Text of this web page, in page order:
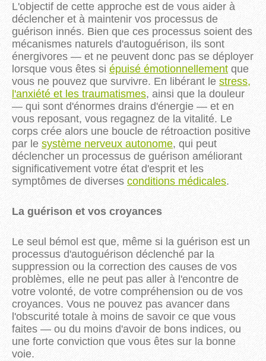
L'objectif de cette approche est de vous aider à
déclencher et à maintenir vos processus de
guérison innés. Bien que ces processus soient des
mécanismes naturels d'autoguérison, ils sont
énergivores — et ne peuvent donc pas se déployer
lorsque vous êtes si épuisé émotionnellement que
vous ne pouvez que survivre. En libérant le stress,
l'anxiété et les traumatismes, ainsi que la douleur
— qui sont d'énormes drains d'énergie — et en
vous reposant, vous regagnez de la vitalité. Le
corps crée alors une boucle de rétroaction positive
par le système nerveux autonome, qui peut
déclencher un processus de guérison améliorant
significativement votre état d'esprit et les
symptômes de diverses conditions médicales.
La guérison et vos croyances
Le seul bémol est que, même si la guérison est un
processus d'autoguérison déclenché par la
suppression ou la correction des causes de vos
problèmes, elle ne peut pas aller à l'encontre de
votre volonté, de votre compréhension ou de vos
croyances. Vous ne pouvez pas avancer dans
l'obscurité totale à moins de savoir ce que vous
faites — ou du moins d'avoir de bons indices, ou
une forte conviction que vous êtes sur la bonne
voie.